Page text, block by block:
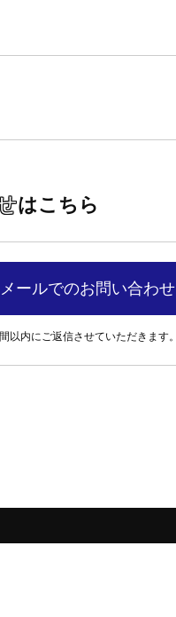
はこちら
メールでのお問い合わせ
以内にご返信させていただきます。